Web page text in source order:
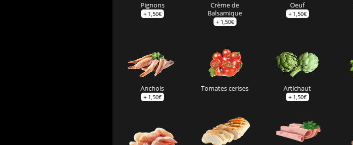
Pignons
+ 1,50€
Crème de
Balsamique
+ 1,50€
Oeuf
+ 1,50€
Anchois
+ 1,50€
Tomates cerises Artichaut
+ 1,50€